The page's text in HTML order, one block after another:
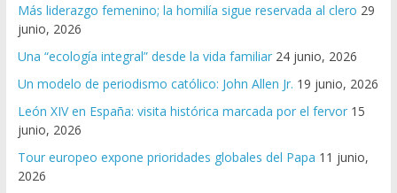
Más liderazgo femenino; la homilía sigue reservada al clero 29
junio, 2026
Una “ecología integral” desde la vida familiar 24 junio, 2026
Un modelo de periodismo católico: John Allen Jr. 19 junio, 2026
León XIV en España: visita histórica marcada por el fervor 15
junio, 2026
Tour europeo expone prioridades globales del Papa 11 junio,
2026